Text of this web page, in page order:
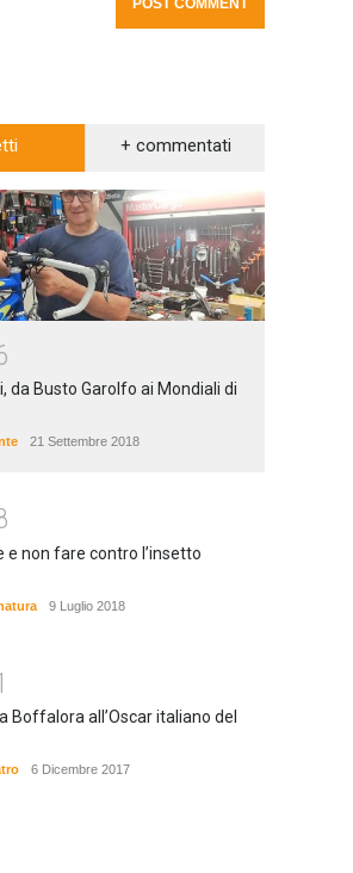
+ commentati
da Busto Garolfo ai Mondiali di
21 Settembre 2018
e non fare contro l’insetto
9 Luglio 2018
Boffalora all’Oscar italiano del
6 Dicembre 2017